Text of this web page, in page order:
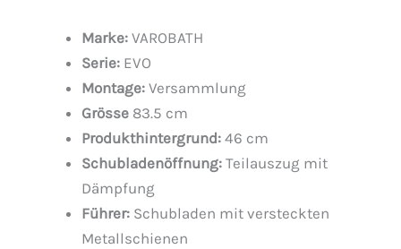
Marke: VAROBATH
Serie: EVO
Montage: Versammlung
Grösse 83.5 cm
Produkthintergrund: 46 cm
Schubladenöffnung: Teilauszug mit
Dämpfung
Führer: Schubladen mit versteckten
Metallschienen